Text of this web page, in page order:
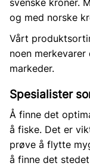
svenske kroner.
og med norske
Vårt
noen
markeder.
Spesialister
Å finne det
å fiske. Det er
prøve å flytte
å finne det